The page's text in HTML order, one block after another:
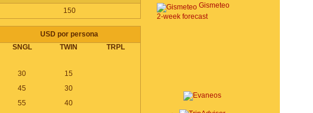
150
USD por persona
SNGL
TWIN
TRPL
30
15
45
30
55
40
Gismeteo
2-week forecast